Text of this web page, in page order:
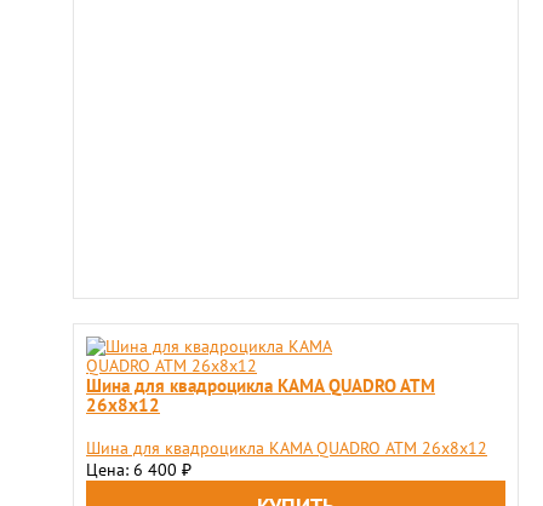
Шина для квадроцикла KAMA QUADRO ATM
26х8х12
Шина для квадроцикла KAMA QUADRO ATM 26х8х12
Цена: 6 400 ₽